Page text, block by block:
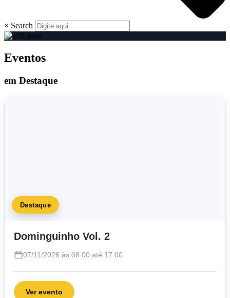
× Search
Eventos
em Destaque
Destaque
Dominguinho Vol. 2
07/11/2026 às 08:00 até 17:00
Ver evento